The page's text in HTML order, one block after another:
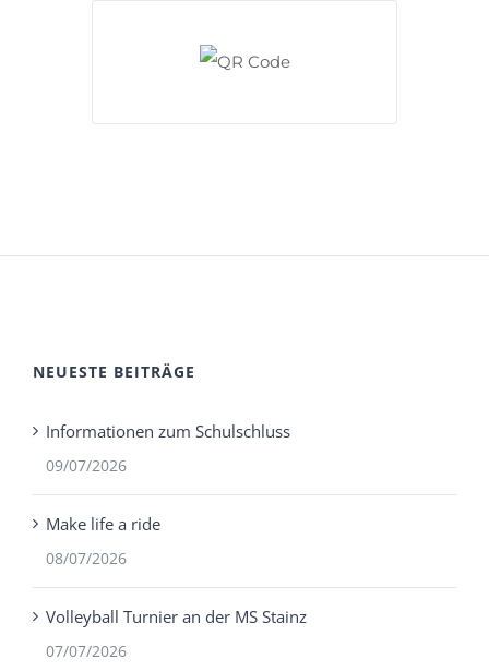
NEUESTE BEITRÄGE
Informationen zum Schulschluss
09/07/2026
Make life a ride
08/07/2026
Volleyball Turnier an der MS Stainz
07/07/2026